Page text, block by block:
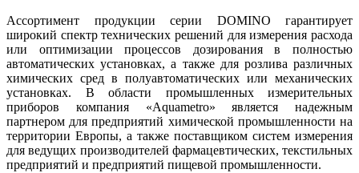
Ассортимент продукции серии DOMINO гарантирует
широкий спектр технических решений для измерения расхода
или оптимизации процессов дозирования в полностью
автоматических установках, а также для розлива различных
химических сред в полуавтоматических или механических
установках. В области промышленных измерительных
приборов компания «Aquametro» является надежным
партнером для предприятий химической промышленности на
территории Европы, а также поставщиком систем измерения
для ведущих производителей фармацевтических, текстильных
предприятий и предприятий пищевой промышленности.